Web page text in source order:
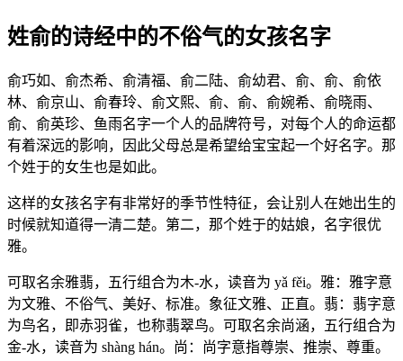
姓俞的诗经中的不俗气的女孩名字
俞巧如、俞杰希、俞清福、俞二陆、俞幼君、俞、俞、俞依
林、俞京山、俞春玲、俞文熙、俞、俞、俞婉希、俞晓雨、
俞、俞英珍、鱼雨名字一个人的品牌符号，对每个人的命运都
有着深远的影响，因此父母总是希望给宝宝起一个好名字。那
个姓于的女生也是如此。
这样的女孩名字有非常好的季节性特征，会让别人在她出生的
时候就知道得一清二楚。第二，那个姓于的姑娘，名字很优
雅。
可取名余雅翡，五行组合为木-水，读音为 yǎ fěi。雅：雅字意
为文雅、不俗气、美好、标准。象征文雅、正直。翡：翡字意
为鸟名，即赤羽雀，也称翡翠鸟。可取名余尚涵，五行组合为
金-水，读音为 shàng hán。尚：尚字意指尊崇、推崇、尊重。